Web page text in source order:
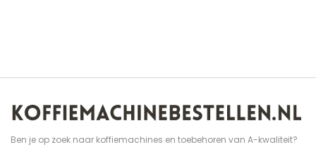
Ben je op zoek naar koffiemachines en toebehoren van A-kwaliteit?